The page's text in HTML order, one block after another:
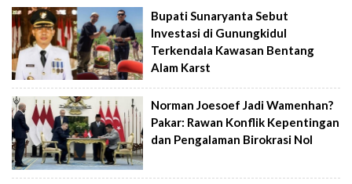
Bupati Sunaryanta Sebut
Investasi di Gunungkidul
Terkendala Kawasan Bentang
Alam Karst
Norman Joesoef Jadi Wamenhan?
Pakar: Rawan Konflik Kepentingan
dan Pengalaman Birokrasi Nol